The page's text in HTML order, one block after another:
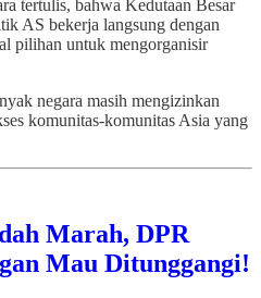
tertulis, bahwa Kedutaan Besar
AS bekerja langsung dengan
pilihan untuk mengorganisir
negara masih mengizinkan
komunitas-komunitas Asia yang
Marah, DPR
Mau Ditunggangi!